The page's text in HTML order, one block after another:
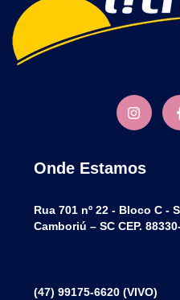
Onde Estamos
Rua 701 nº 22 - Bloco C -
Camboriú – SC CEP.
(47) 99175-6620 (VIVO)